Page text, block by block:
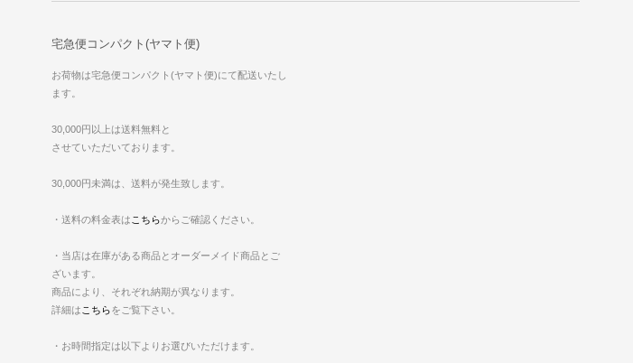
宅急便コンパクト(ヤマト便)
お荷物は宅急便コンパクト(ヤマト便)にて配送いたし
ます。
30,000円以上は送料無料と
させていただいております。
30,000円未満は、送料が発生致します。
・送料の料金表は こちらからご確認ください。
・当店は在庫がある商品とオーダーメイド商品とご
ざいます。
商品により、それぞれ納期が異なります。
詳細は こちらをご覧下さい。
・お時間指定は以下よりお選びいただけます。